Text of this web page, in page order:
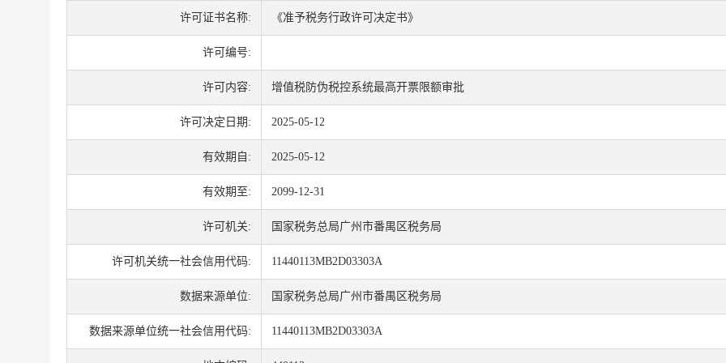
许可证书名称: 《准予税务行政许可决定书》
许可编号:
许可内容: 增值税防伪税控系统最高开票限额审批
许可决定日期: 2025-05-12
有效期自: 2025-05-12
有效期至: 2099-12-31
许可机关: 国家税务总局广州市番禺区税务局
许可机关统一社会信用代码: 11440113MB2D03303A
数据来源单位: 国家税务总局广州市番禺区税务局
数据来源单位统一社会信用代码: 11440113MB2D03303A